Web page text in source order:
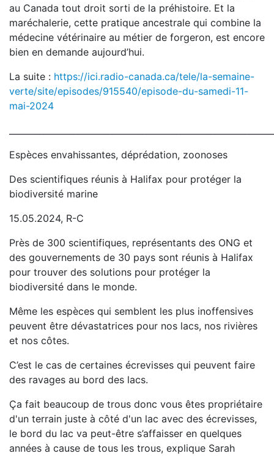
au Canada tout droit sorti de la préhistoire. Et la
maréchalerie, cette pratique ancestrale qui combine la
médecine vétérinaire au métier de forgeron, est encore
bien en demande aujourd’hui.
La suite : https://ici.radio-canada.ca/tele/la-semaine-
verte/site/episodes/915540/episode-du-samedi-11-
mai-2024
Espèces envahissantes, déprédation, zoonoses
Des scientifiques réunis à Halifax pour protéger la
biodiversité marine
15.05.2024, R-C
Près de 300 scientifiques, représentants des ONG et
des gouvernements de 30 pays sont réunis à Halifax
pour trouver des solutions pour protéger la
biodiversité dans le monde.
Même les espèces qui semblent les plus inoffensives
peuvent être dévastatrices pour nos lacs, nos rivières
et nos côtes.
C’est le cas de certaines écrevisses qui peuvent faire
des ravages au bord des lacs.
Ça fait beaucoup de trous donc vous êtes propriétaire
d'un terrain juste à côté d'un lac avec des écrevisses,
le bord du lac va peut-être s’affaisser en quelques
années à cause de tous les trous, explique Sarah